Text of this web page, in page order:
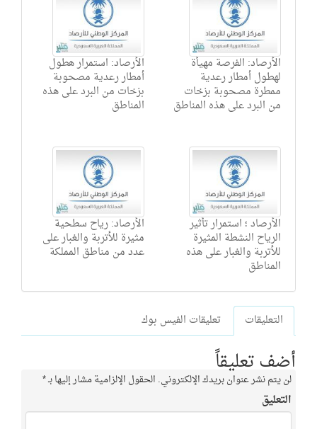
الأرصاد: استمرار هطول
أمطار رعدية مصحوبة
بزخات من البرد على هذه
المناطق
الأرصاد: الفرصة مهيأة
لهطول أمطار رعدية
ممطرة مصحوبة بزخات
من البرد على هذه المناطق
الأرصاد: رياح سطحية
مثيرة للأتربة والغبار على
عدد من مناطق المملكة
الأرصاد ؛ استمرار تأثير
الرياح النشطة المثيرة
للأتربة والغبار على هذه
المناطق
التعليقات تعليقات الفيس بوك
أضف تعليقاً
لن يتم نشر عنوان بريدك الإلكتروني. الحقول الإلزامية مشار إليها بـ*
التعليق